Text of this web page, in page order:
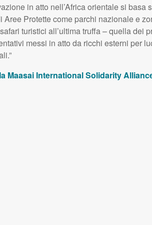
in atto nell’Africa orientale si basa
Protette come parchi nazionale e
turistici all’ultima truffa – quella dei
messi in atto da ricchi esterni per
Maasai International Solidarity